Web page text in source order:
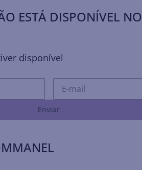
ESTÁ DISPONÍVEL NO
disponível
Enviar